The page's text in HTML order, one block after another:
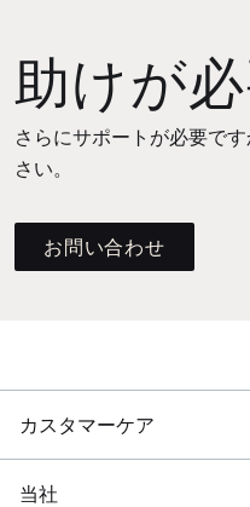
助けが
さらにサポートが必要で
さい。
お問い合わせ
カスタマーケア
当社